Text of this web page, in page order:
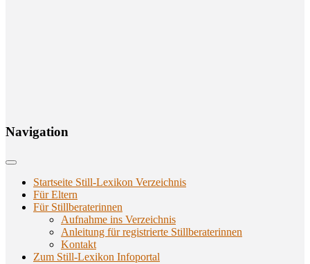
Navi­ga­ti­on
Startseite Still-Lexikon Verzeichnis
Für Eltern
Für Stillberaterinnen
Aufnahme ins Verzeichnis
Anlei­tung für regis­trier­te Stillberaterinnen
Kon­takt
Zum Still-Lexikon Infoportal